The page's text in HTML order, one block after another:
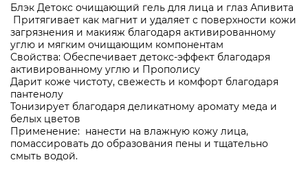
Блэк Детокс очищающий гель для лица и глаз Апивита
Притягивает как магнит и удаляет с поверхности кожи
загрязнения и макияж благодаря активированному
углю и мягким очищающим компонентам
Свойства: Обеспечивает детокс-эффект благодаря
активированному углю и Прополису
Дарит коже чистоту, свежесть и комфорт благодаря
пантенолу
Тонизирует благодаря деликатному аромату меда и
белых цветов
Применение: нанести на влажную кожу лица,
помассировать до образования пены и тщательно
смыть водой.